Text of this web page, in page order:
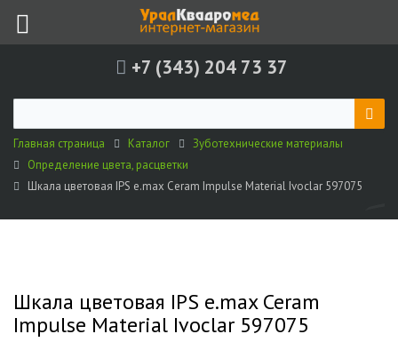
+7 (343) 204 73 37
Главная страница Каталог
Зуботехнические материалы
Определение цвета, расцветки
Шкала цветовая IPS e.max Ceram Impulse Material Ivoclar 597075
Шкала цветовая IPS e.max Ceram
Impulse Material Ivoclar 597075